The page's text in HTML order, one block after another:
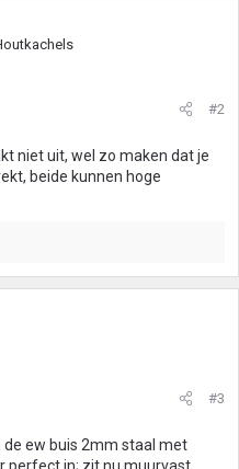
#2
niet uit, wel zo maken dat je
beide kunnen hoge
#3
de ew buis 2mm staal met